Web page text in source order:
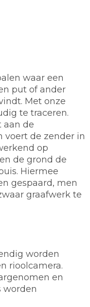
waar een
put of ander
Met onze
te traceren.
aan de
voert de zender in
op
de grond de
Hiermee
gespaard, men
graafwerk te
worden
rioolcamera.
en
worden